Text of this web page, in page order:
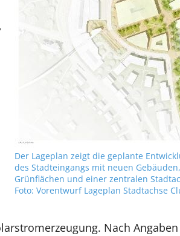
Der Lageplan zeigt die geplante
des Stadteingangs mit neuen Gebäuden,
Grünflächen und einer zentralen
Foto: Vorentwurf Lageplan Stadtachse
Nach